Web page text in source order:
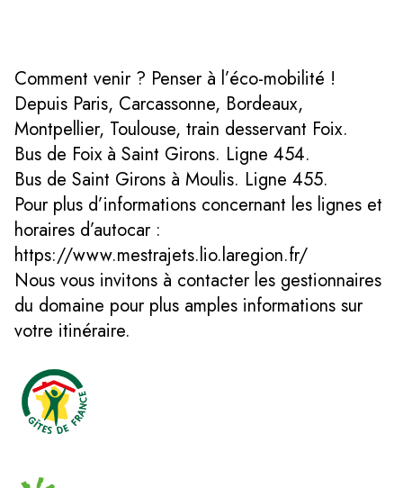
Comment venir ? Penser à l’éco-mobilité !
Depuis Paris, Carcassonne, Bordeaux,
Montpellier, Toulouse, train desservant Foix.
Bus de Foix à Saint Girons. Ligne 454.
Bus de Saint Girons à Moulis. Ligne 455.
Pour plus d’informations concernant les lignes et
horaires d’autocar :
https://www.mestrajets.lio.laregion.fr/
Nous vous invitons à contacter les gestionnaires
du domaine pour plus amples informations sur
votre itinéraire.